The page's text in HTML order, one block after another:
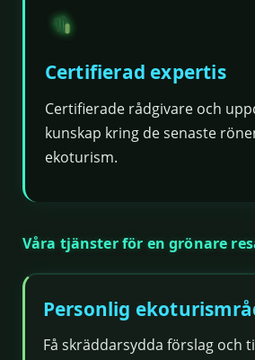
Certifierad expertis
Certifierade rådgivare och
kunskap kring de senaste
ekoturism.
Våra tjänster för en grönare
Personlig
Få skräddarsydda förslag och